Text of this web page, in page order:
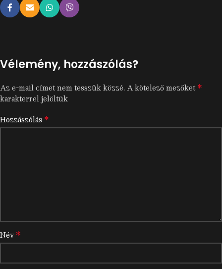
Vélemény, hozzászólás?
Az e-mail címet nem tesszük közzé.A kötelező mezőket*
karakterrel jelöltük
Hozzászólás *
Név *